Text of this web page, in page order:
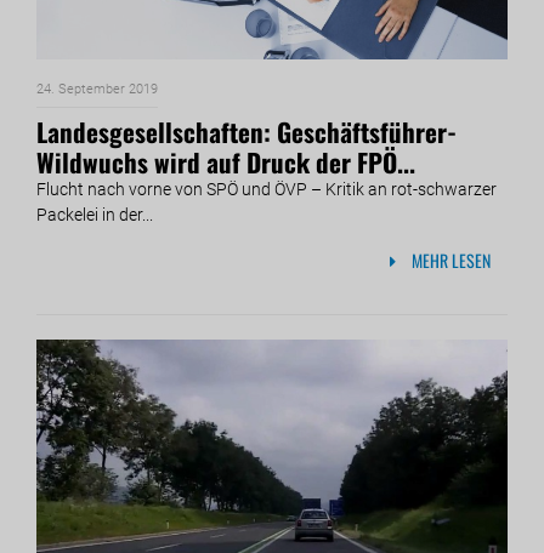
24. September 2019
Landesgesellschaften: Geschäftsführer-
Wildwuchs wird auf Druck der FPÖ...
Flucht nach vorne von SPÖ und ÖVP – Kritik an rot-schwarzer
Packelei in der...
MEHR LESEN